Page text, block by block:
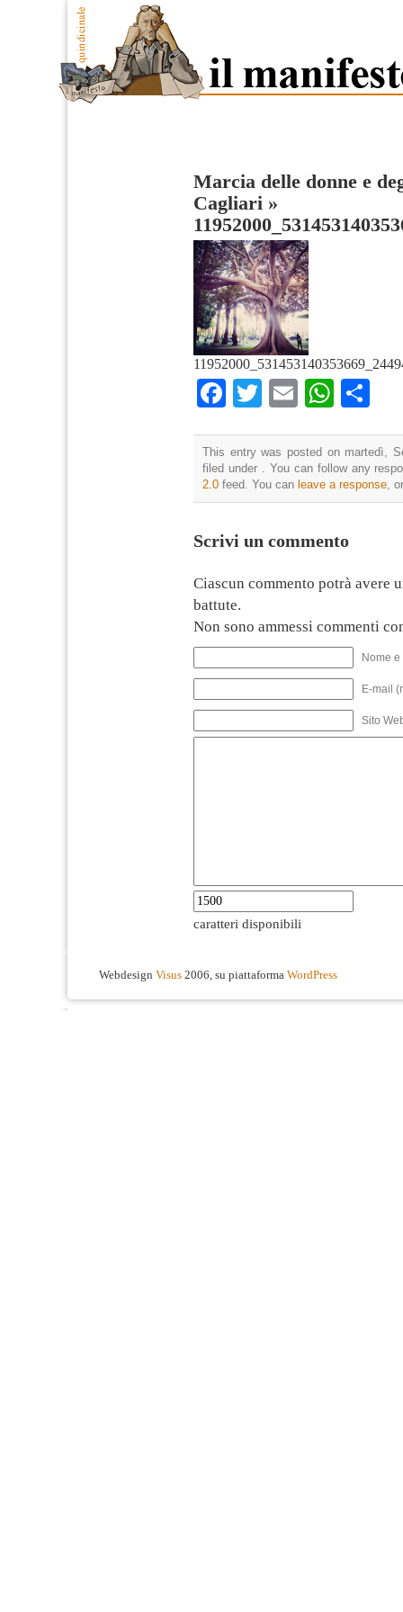
Marcia delle donne e
Cagliari »
Facebook
TwitterEmail
This entry was posted on martedì,
filed under . You can follow any
2.0 feed. You can leave a response,
Scrivi un commento
Ciascun commento potrà avere
battute.
Non sono ammessi commenti
Nome
E-mail
Sito
caratteri disponibili
Webdesign Visus 2006, su piattaforma WordPress